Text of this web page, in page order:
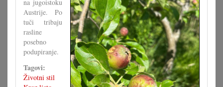
na jugoistoku
Austrije. Po
tuči tribaju
rasline
posebno
podupiranje.
Tagovi:
Životni stil